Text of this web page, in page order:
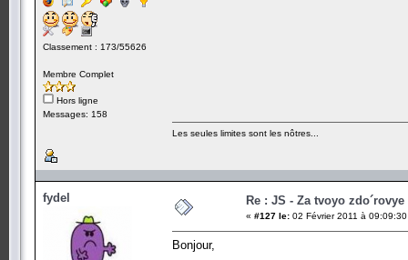
Classement : 173/55626
Membre Complet
Hors ligne
Messages: 158
Les seules limites sont les nôtres...
fydel Re : JS - Za tvoyo zdo´rovye
« #127 le: 02 Février 2011 à
Bonjour,